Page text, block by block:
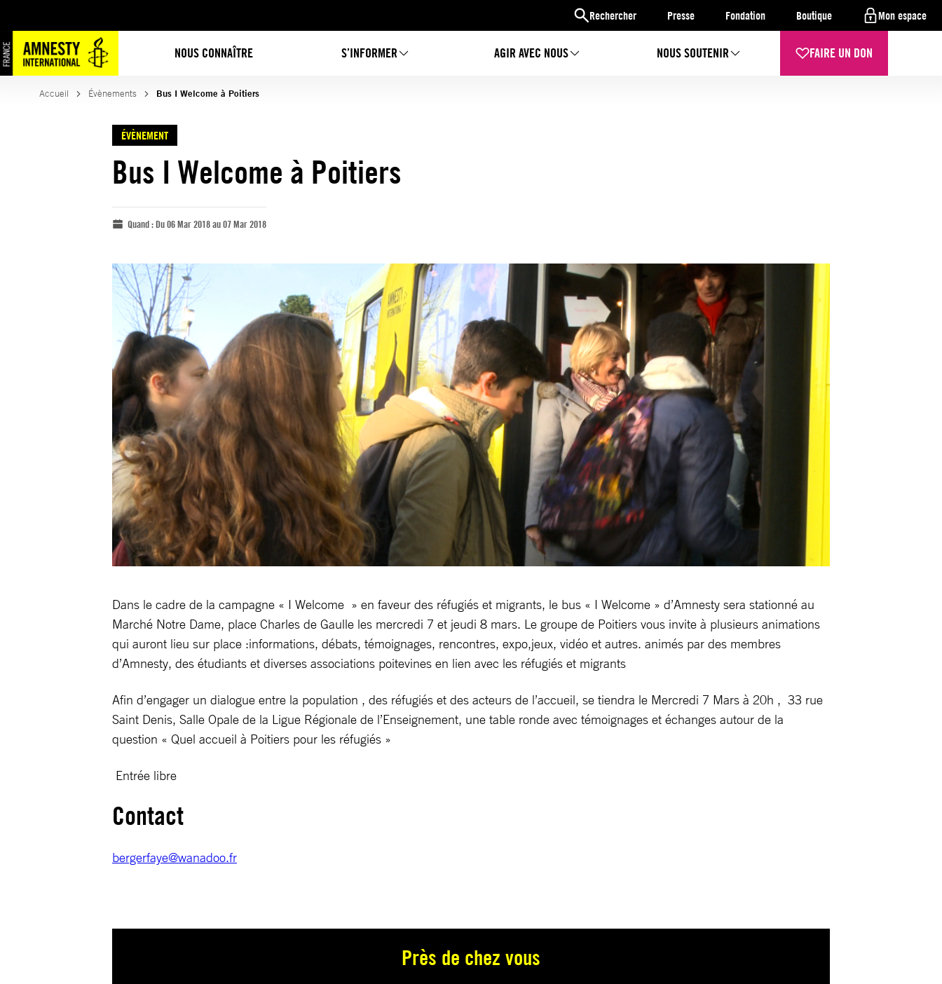
Rechercher Presse Fondation Boutique Mon espace
NOUS CONNAÎTRE S’INFORMER AGIR AVEC NOUS NOUS SOUTENIR FAIRE UN DON
Accueil Évènements Bus I Welcome à Poitiers
ÉVÈNEMENT
Bus I Welcome à Poitiers
Quand :Du 06 Mar 2018 au 07 Mar 2018
Dans le cadre de la campagne « I Welcome » en faveur des réfugiés et migrants, le bus « I Welcome » d’Amnesty sera stationné au
Marché Notre Dame, place Charles de Gaulle les mercredi 7 et jeudi 8 mars. Le groupe de Poitiers vous invite à plusieurs animations
qui auront lieu sur place :informations, débats, témoignages, rencontres, expo,jeux, vidéo et autres. animés par des membres
d’Amnesty, des étudiants et diverses associations poitevines en lien avec les réfugiés et migrants
Afin d’engager un dialogue entre la population , des réfugiés et des acteurs de l’accueil, se tiendra le Mercredi 7 Mars à 20h , 33 rue
Saint Denis, Salle Opale de la Ligue Régionale de l’Enseignement, une table ronde avec témoignages et échanges autour de la
question « Quel accueil à Poitiers pour les réfugiés »
Entrée libre
Contact
bergerfaye@wanadoo.fr
Près de chez vous